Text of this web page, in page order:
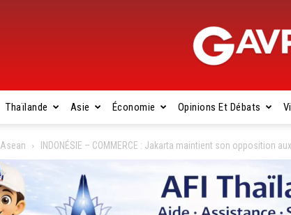
Thaïlande Asie Économie Opinions Et Débats
Asean INDONÉSIE – COMMERCE : Jakarta maintient son opposition